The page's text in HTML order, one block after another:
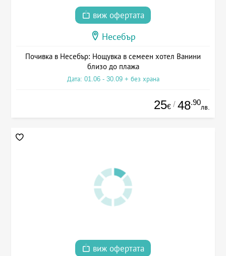
виж офертата
Несебър
Почивка в Несебър: Нощувка в семеен хотел Ванини
близо до плажа
Дата: 01.06 - 30.09 + без храна
25€ / 48.90
лв.
виж офертата